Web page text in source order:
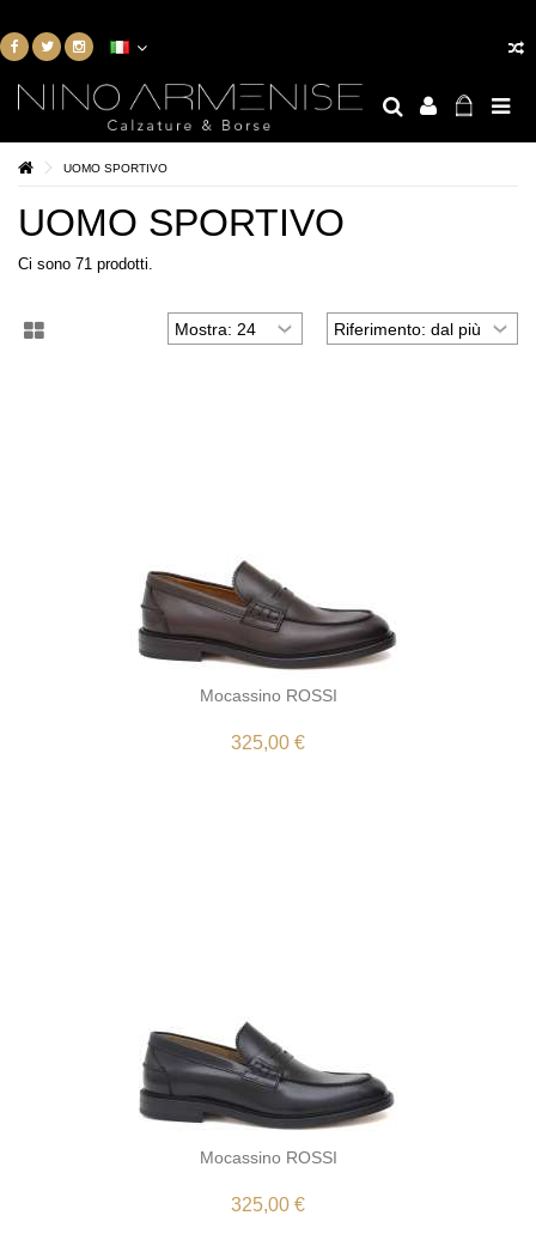
UOMO SPORTIVO
UOMO SPORTIVO
Ci sono 71 prodotti.
Mocassino ROSSI
325,00 €
Mocassino ROSSI
325,00 €